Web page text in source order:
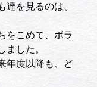
を見るのは、
をこめて、ボラ
ました。
年度以降も、ど